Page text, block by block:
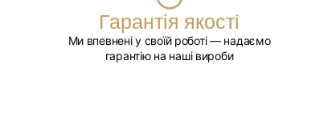
Гарантія якості
Ми впевнені у своїй роботі — надаємо
гарантію на наші вироби